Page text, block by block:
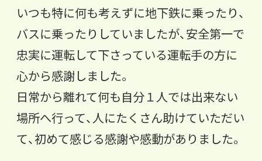
いつも特に何も考えずに地下鉄に乗ったり、
バスに乗ったりしていましたが、安全第一で
忠実に運転して下さっている運転手の方に
心から感謝しました。
日常から離れて何も自分１人では出来ない
場所へ行って、人にたくさん助けていただい
て、初めて感じる感謝や感動がありました。